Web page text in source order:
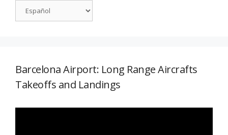
Barcelona Airport: Long Range Aircrafts
Takeoffs and Landings